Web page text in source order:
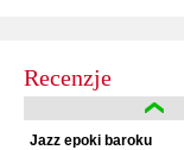
Recenzje
Jazz epoki baroku